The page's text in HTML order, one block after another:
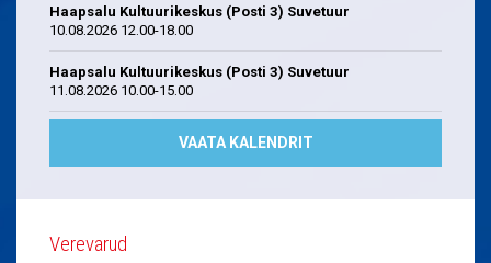
Haapsalu Kultuurikeskus (Posti 3) Suvetuur
10.08.2026 12.00-18.00
Haapsalu Kultuurikeskus (Posti 3) Suvetuur
11.08.2026 10.00-15.00
VAATA KALENDRIT
Verevarud